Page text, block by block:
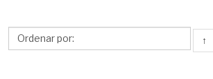
internacional
>
↑